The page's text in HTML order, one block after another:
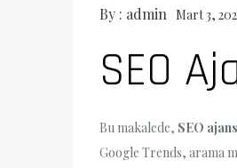
By : admin Mart 3,
SEO
Bu makalede, SEO
Google Trends, arama